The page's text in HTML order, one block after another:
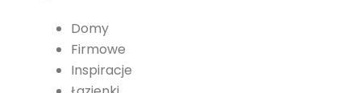
Domy
Firmowe
Inspiracje